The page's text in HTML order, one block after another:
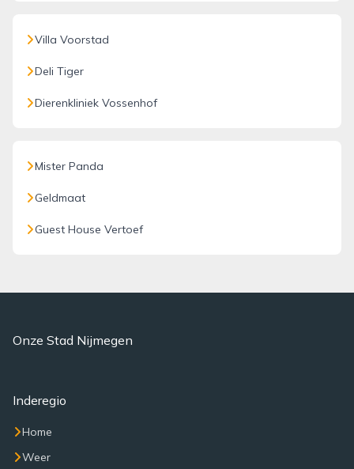
Villa Voorstad
Deli Tiger
Dierenkliniek Vossenhof
Mister Panda
Geldmaat
Guest House Vertoef
Onze Stad Nijmegen
Inderegio
Home
Weer